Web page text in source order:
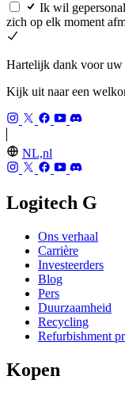
Ik wil
zich op elk moment
Hartelijk dank voor uw
Kijk uit naar een
NL,nl
Logitech G
Ons verhaal
Carrière
Investeerders
Blog
Pers
Duurzaamheid
Recycling
Refurbishment
Kopen